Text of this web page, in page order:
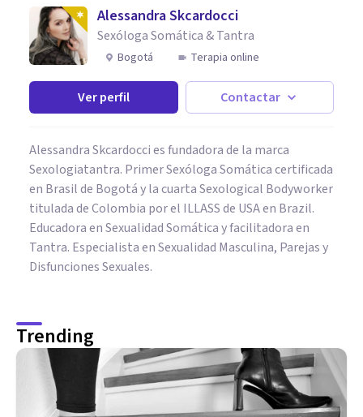
Alessandra Skcardocci
Sexóloga Somática & Tantra
Bogotá Terapia online
Ver perfil Contactar
Alessandra Skcardocci es fundadora de la marca
Sexologiatantra. Primer Sexóloga Somática certificada
en Brasil de Bogotá y la cuarta Sexological Bodyworker
titulada de Colombia por el ILLASS de USA en Brazil.
Educadora en Sexualidad Somática y facilitadora en
Tantra. Especialista en Sexualidad Masculina, Parejas y
Disfunciones Sexuales.
Trending